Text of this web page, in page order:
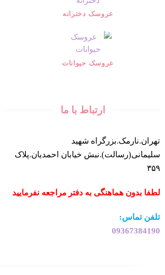
عروسک دخترانه
عروسک حیوانات
ارتباط با ما
تهران.نارمک.بزرگراه شهید
سلیمانی(رسالت).نبش خیابان احمدیان.پلاک
۳۵۹
لطفا بدون هماهنگی به دفتر مراجعه نفرمایید
تلفن تماس:
09367384190